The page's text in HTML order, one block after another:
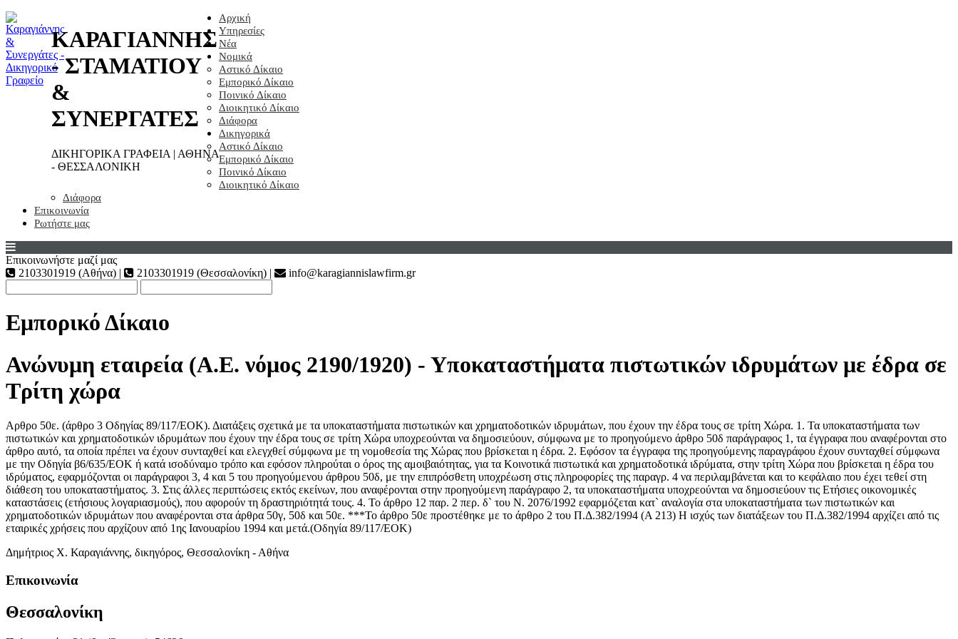
ΚΑΡΑΓΙΑΝΝΗΣ
- ΣΤΑΜΑΤΙΟΥ
&
ΣΥΝΕΡΓΑΤΕΣ
ΔΙΚΗΓΟΡΙΚΑ ΓΡΑΦΕΙΑ | ΑΘΗΝΑ
- ΘΕΣΣΑΛΟΝΙΚΗ
Αρχική
Υπηρεσίες
Νέα
Νομικά
Αστικό Δίκαιο
Εμπορικό Δίκαιο
Ποινικό Δίκαιο
Διοικητικό Δίκαιο
Διάφορα
Δικηγορικά
Αστικό Δίκαιο
Εμπορικό Δίκαιο
Ποινικό Δίκαιο
Διοικητικό Δίκαιο
Διάφορα
Επικοινωνία
Ρωτήστε μας
Επικοινωνήστε μαζί μας
2103301919 (Αθήνα) |
2103301919 (Θεσσαλονίκη) | info@karagiannislawfirm.gr
Εμπορικό Δίκαιο
Ανώνυμη εταιρεία (Α.Ε. νόμος 2190/1920) - Υποκαταστήματα πιστωτικών ιδρυμάτων με έδρα σε
Τρίτη χώρα
Αρθρο 50ε. (άρθρο 3 Οδηγίας 89/117/ΕΟΚ). Διατάξεις σχετικά με τα υποκαταστήματα πιστωτικών και χρηματοδοτικών ιδρυμάτων, που έχουν την έδρα τους σε τρίτη Χώρα. 1. Τα υποκαταστήματα των
πιστωτικών και χρηματοδοτικών ιδρυμάτων που έχουν την έδρα τους σε τρίτη Χώρα υποχρεούνται να δημοσιεύουν, σύμφωνα με το προηγούμενο άρθρο 50δ παράγραφος 1, τα έγγραφα που αναφέρονται στο
άρθρο αυτό, τα οποία πρέπει να έχουν συνταχθεί και ελεγχθεί σύμφωνα με τη νομοθεσία της Χώρας που βρίσκεται η έδρα. 2. Εφόσον τα έγγραφα της προηγούμενης παραγράφου έχουν συνταχθεί σύμφωνα
με την Οδηγία β6/635/ΕΟΚ ή κατά ισοδύναμο τρόπο και εφόσον πληρούται ο όρος της αμοιβαιότητας, για τα Κοινοτικά πιστωτικά και χρηματοδοτικά ιδρύματα, στην τρίτη Χώρα που βρίσκεται η έδρα του
ιδρύματος, εφαρμόζονται οι παράγραφοι 3, 4 και 5 του προηγούμενου άρθρου 50δ, με την επιπρόσθετη υποχρέωση στις πληροφορίες της παραγρ. 4 να περιλαμβάνεται και το κεφάλαιο που έχει τεθεί στη
διάθεση του υποκαταστήματος. 3. Στις άλλες περιπτώσεις εκτός εκείνων, που αναφέρονται στην προηγούμενη παράγραφο 2, τα υποκαταστήματα υποχρεούνται να δημοσιεύουν τις Ετήσιες οικονομικές
καταστάσεις (ετήσιους λογαριασμούς), που αφορούν τη δραστηριότητά τους. 4. Το άρθρο 12 παρ. 2 περ. δ` του Ν. 2076/1992 εφαρμόζεται κατ` αναλογία στα υποκαταστήματα των πιστωτικών και
χρηματοδοτικών ιδρυμάτων που αναφέρονται στα άρθρα 50γ, 50δ και 50ε. ***Το άρθρο 50ε προστέθηκε με το άρθρο 2 του Π.Δ.382/1994 (Α 213) Η ισχύς των διατάξεων του Π.Δ.382/1994 αρχίζει από τις
εταιρικές χρήσεις που αρχίζουν από 1ης Ιανουαρίου 1994 και μετά.(Οδηγία 89/117/ΕΟΚ)
Δημήτριος Χ. Καραγιάννης, δικηγόρος, Θεσσαλονίκη - Αθήνα
Επικοινωνία
Θεσσαλονίκη